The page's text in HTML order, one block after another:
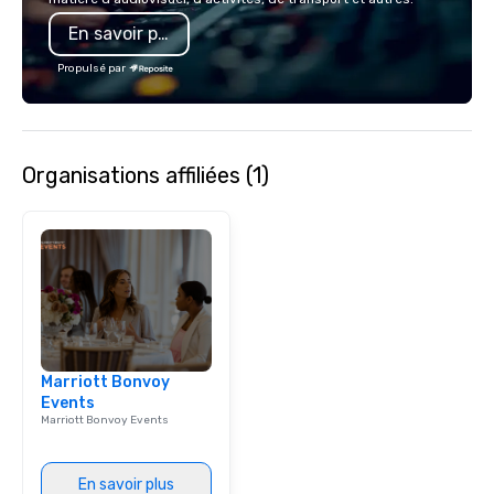
a Monterey Bay Trek.
engaging information
En savoir plus
Propulsé par
Organisations affiliées (1)
Marriott Bonvoy
Events
Marriott Bonvoy Events
En savoir plus